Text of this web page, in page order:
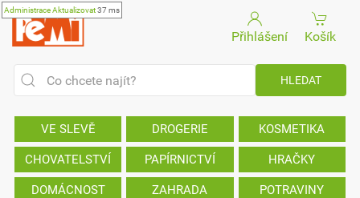
AdministraceAktualizovat37 ms
Přihlášení Košík
VE SLEVĚ DROGERIE KOSMETIKA
CHOVATELSTVÍ PAPÍRNICTVÍ HRAČKY
DOMÁCNOST ZAHRADA POTRAVINY